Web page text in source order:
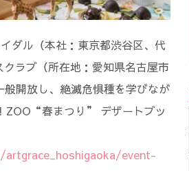
ダル（本社：東京都渋谷区、代
ラブ（所在地：愛知県名古屋市
開放し、絶滅危惧種を学びなが
ZOO“春まつり” デザートブッ
event-